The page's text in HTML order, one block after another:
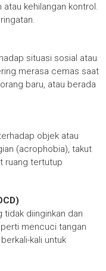
atau kehilangan kontrol.
situasi sosial atau
merasa cemas saat
baru, atau berada
objek atau
(acrophobia), takut
ruang tertutup
tidak diinginkan dan
mencuci tangan
kali untuk